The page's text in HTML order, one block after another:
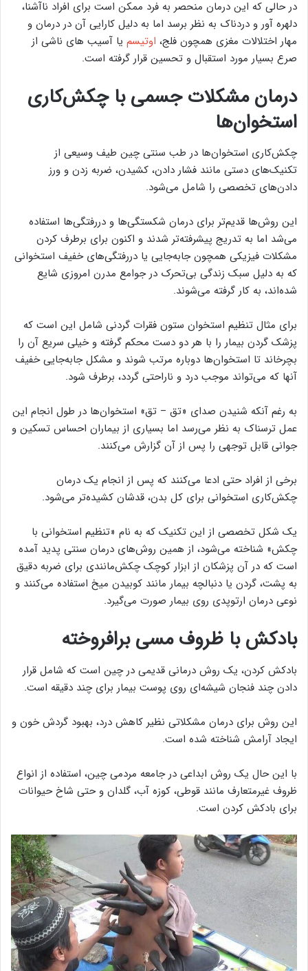
در حالی که این درمان منحصر به فرد ممکن است برای افراد ناآشنا،
دلهره آور و دردناک به نظر برسد اما به دلیل کارایی آن در درمان و
مهار اختلالات مغزی همچون فلج، اوتیسم یا آسیب های ناشی از
صرع بسیار مورد استقبال و تحسین قرار گرفته است.
درمان مشکلات جسمی با چکش‌کاری
استخوان‌ها
چکش‌کاری استخوان‌ها در طب سنتی چین طیف وسیعی از
تکنیک‌های دستی مانند فشار دادن، کشیدن، ضربه زدن‌ و ورز
دادن‌های تخصصی را شامل می‌شود.
این روش‌ها قدیم‌تر برای درمان شکستگی‌ها و دررفتگی‌ها استفاده
می‌شد اما به تدریج پیشرفته‌تر شدند و اکنون برای برطرف کردن
مشکلات فیزیکی همچون جابه‌جایی یا دررفتگی‌های خفیف استخوانی
که به دلیل سبک زندگی بی‌تحرک در جوامع مدرن امروزی شایع‌
شده‌اند، به کار گرفته می‌شوند.
برای مثال تنظیم استخوان ستون فقرات گردنی شامل این است که
پزشک گردن بیمار را با هر دو دست محکم گرفته و خیلی سریع آن را
بچرخاند تا استخوان‌ها دوباره مرتب شوند و مشکل جابه‌جایی خفیف
آنها که می‌تواند موجب درد و ناراحتی گردد، برطرف شود.
به رغم آنکه شنیدن صدای «تق – تق» استخوان‌ها در طول انجام این
عمل ترسناک به نظر می‌رسد اما بسیاری از بیماران احساس تسکین و
جوانی قابل توجهی را پس از آن گزارش می‌کنند.
برخی از افراد حتی ادعا می‌کنند که پس از انجام یک درمان
چکش‌کاری استخوانی برای کل بدن، قدشان کشیده‌تر می‌شود.
یک شکل تخصصی از این تکنیک که به نام «تنظیم استخوانی با
چکش» شناخته می‌شود، از همین روش‌های درمان سنتی پدید آمده
است که در آن پزشکان از ابزار کوچک چکش‌مانندی برای ضربه دقیق
به پشت، گردن یا دنبالچه بیمار مانند کوبیدن میخ استفاده می‌کنند و
نوعی درمان ارتوپدی روی بیمار صورت می‌گیرد.
بادکش با ظروف مسی برافروخته
بادکش کردن، یک روش‌ درمانی قدیمی در چین است که شامل قرار
دادن چند فنجان شیشه‌ای روی پوست بیمار برای چند دقیقه است.
این روش برای درمان مشکلاتی نظیر کاهش درد، بهبود گردش خون و
ایجاد آرامش شناخته شده است.
با این حال یک روش ابداعی در جامعه مردمی چین، استفاده از انواع
ظروف غیرمتعارف مانند قوطی، کوزه آب، گلدان و حتی شاخ حیوانات
برای بادکش کردن است.